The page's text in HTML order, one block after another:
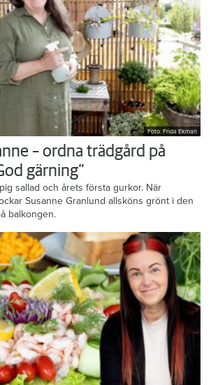
Foto: Frida Ekman
– ordna trädgård på
gärning”
sallad och årets första gurkor. När
Susanne Granlund allsköns grönt i den
balkongen.